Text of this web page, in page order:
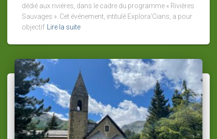
dédié aux rivières, dans le cadre du programme « Rivières
Sauvages ». Cet événement, intitulé Explora’Cians, a pour
objectif Lire la suite